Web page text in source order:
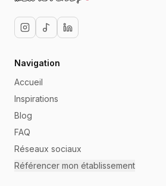
Navigation
Accueil
Inspirations
Blog
FAQ
Réseaux sociaux
Référencer mon établissement